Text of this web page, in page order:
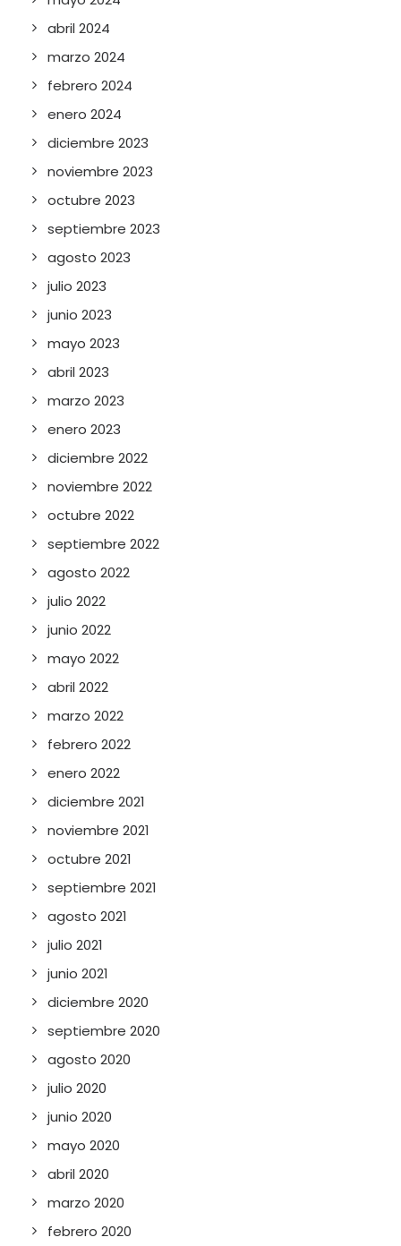
abril 2024
marzo 2024
febrero 2024
enero 2024
diciembre 2023
noviembre 2023
octubre 2023
septiembre 2023
agosto 2023
julio 2023
junio 2023
mayo 2023
abril 2023
marzo 2023
enero 2023
diciembre 2022
noviembre 2022
octubre 2022
septiembre 2022
agosto 2022
julio 2022
junio 2022
mayo 2022
abril 2022
marzo 2022
febrero 2022
enero 2022
diciembre 2021
noviembre 2021
octubre 2021
septiembre 2021
agosto 2021
julio 2021
junio 2021
diciembre 2020
septiembre 2020
agosto 2020
julio 2020
junio 2020
mayo 2020
abril 2020
marzo 2020
febrero 2020